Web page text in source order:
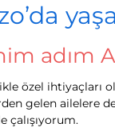
adım
özel ihtiyaçları
gelen ailelere
çalışıyorum.